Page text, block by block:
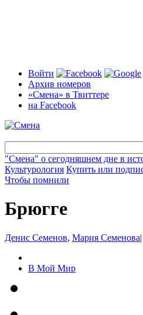
Войти
Архив номеров
«Смена» в Твиттере
на Facebook
"Смена" о сегодняшнем дне в
Культурология Купить или
Чтобы помнили
Брюгге
Денис Семенов, Мария Семенова|
В Мой Мир